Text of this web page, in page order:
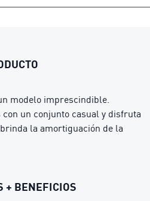
modelo imprescindible.
un conjunto casual y disfruta
la amortiguación de la
+ BENEFICIOS